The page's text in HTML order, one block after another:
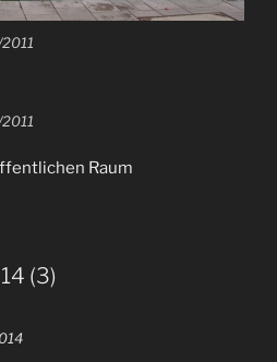
Raum
(3)